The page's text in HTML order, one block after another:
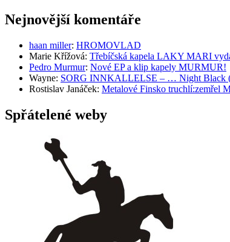
Nejnovější komentáře
haan miller: HROMOVLAD
Marie Křížová: Třebíčská kapela LAKY MARI
Pedro Murmur: Nové EP a klip kapely MURMUR!
Wayne: SORG INNKALLELSE – … Night Black
Rostislav Janáček: Metalové Finsko truchlí:zemřel
Spřátelené weby